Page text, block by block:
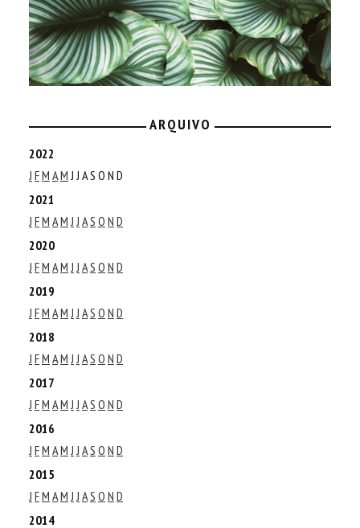
ARQUIVO
2022
J FM AM J J AS O N D
2021
J FM AM J J AS O N D
2020
J FM AM J J AS O N D
2019
J FM AM J J AS O N D
2018
J FM AM J J AS O N D
2017
J FM AM J J AS O N D
2016
J FM AM J J AS O N D
2015
J FM AM J J AS O N D
2014